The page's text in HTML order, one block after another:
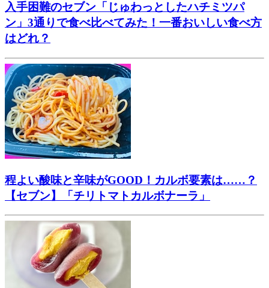
入手困難のセブン「じゅわっとしたハチミツパ
ン」3通りで食べ比べてみた！一番おいしい食べ方
はどれ？
程よい酸味と辛味がGOOD！カルボ要素は……？
【セブン】「チリトマトカルボナーラ」